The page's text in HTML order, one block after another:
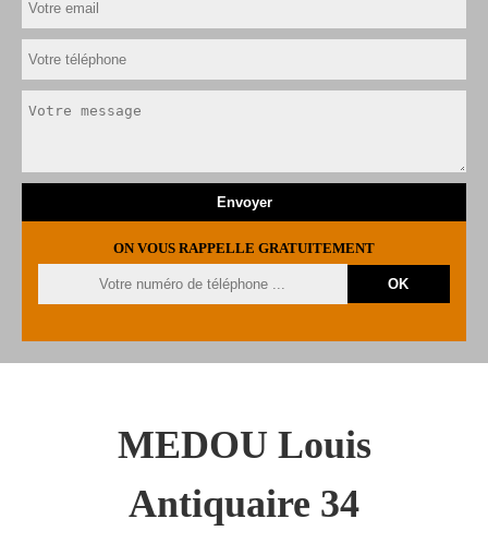
ON VOUS RAPPELLE GRATUITEMENT
MEDOU Louis
Antiquaire 34